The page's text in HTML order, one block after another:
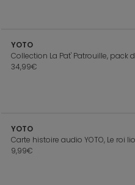
YOTO
Collection La Pat' Patrouille, pack
34,99€
YOTO
Carte histoire audio YOTO, Le roi
9,99€